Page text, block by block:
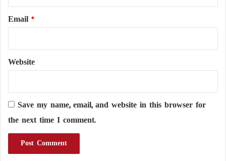
Email *
Website
Save my name, email, and website in this browser for
the next time I comment.